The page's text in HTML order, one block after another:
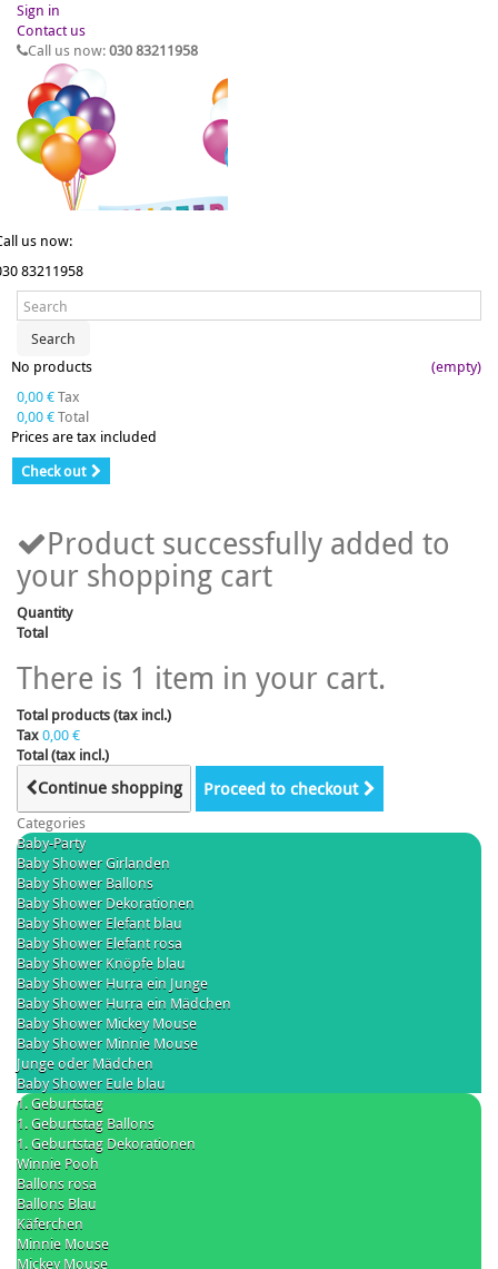
Sign in
Contact us
Call us now:030 83211958
us now:
83211958
Search
(empty)
No products
0,00 €Tax
0,00 €Total
Prices are tax included
Check out
Product successfully added to
your shopping cart
Quantity
Total
There is 1 item in your cart.
Total products (tax incl.)
Tax0,00 €
Total (tax incl.)
Continue shopping Proceed to checkout
Categories
Baby-Party
Baby Shower Girlanden
Baby Shower Ballons
Baby Shower Dekorationen
Baby Shower Elefant blau
Baby Shower Elefant rosa
Baby Shower Knöpfe blau
Baby Shower Hurra ein Junge
Baby Shower Hurra ein Mädchen
Baby Shower Mickey Mouse
Baby Shower Minnie Mouse
Junge oder Mädchen
Baby Shower Eule blau
1. Geburtstag
1. Geburtstag Ballons
1. Geburtstag Dekorationen
Winnie Pooh
Ballons rosa
Ballons Blau
Käferchen
Minnie Mouse
Mickey Mouse